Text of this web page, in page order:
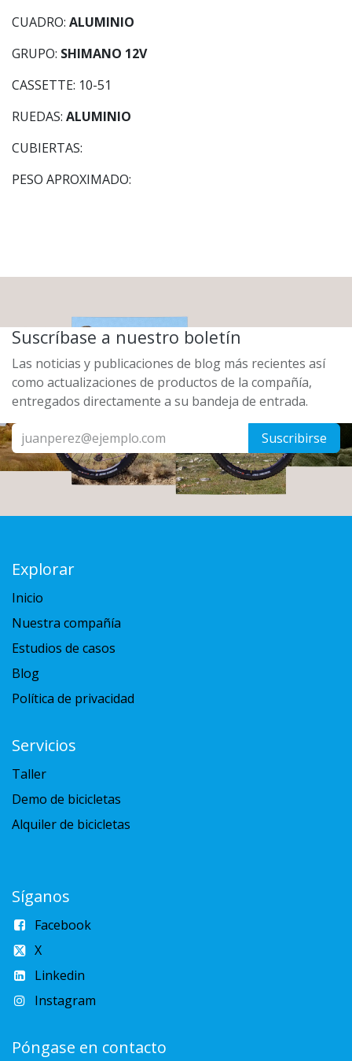
CUADRO: ALUMINIO
GRUPO: SHIMANO 12V
CASSETTE: 10-51
RUEDAS: ALUMINIO
CUBIERTAS:
PESO APROXIMADO:
Suscríbase a nuestro boletín
Las noticias y publicaciones de blog más recientes así
como actualizaciones de productos de la compañía,
entregados directamente a su bandeja de entrada.
Suscribirse
Explorar
Inicio
Nuestra compañía
Estudios de casos
Blog
Política de privacidad
Servicios
Taller
Demo de bicicletas
Alquiler de bicicletas
Síganos
Facebook
X
Linkedin
Instagram
Póngase en contacto